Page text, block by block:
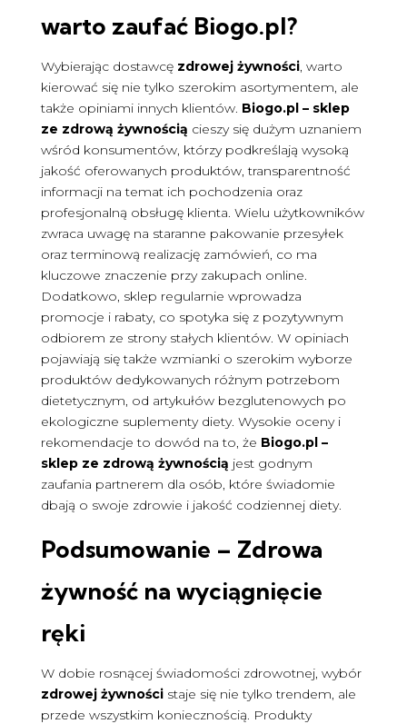
warto zaufać Biogo.pl?
Wybierając dostawcę zdrowej żywności, warto
kierować się nie tylko szerokim asortymentem, ale
także opiniami innych klientów. Biogo.pl – sklep
ze zdrową żywnością cieszy się dużym uznaniem
wśród konsumentów, którzy podkreślają wysoką
jakość oferowanych produktów, transparentność
informacji na temat ich pochodzenia oraz
profesjonalną obsługę klienta. Wielu użytkowników
zwraca uwagę na staranne pakowanie przesyłek
oraz terminową realizację zamówień, co ma
kluczowe znaczenie przy zakupach online.
Dodatkowo, sklep regularnie wprowadza
promocje i rabaty, co spotyka się z pozytywnym
odbiorem ze strony stałych klientów. W opiniach
pojawiają się także wzmianki o szerokim wyborze
produktów dedykowanych różnym potrzebom
dietetycznym, od artykułów bezglutenowych po
ekologiczne suplementy diety. Wysokie oceny i
rekomendacje to dowód na to, że Biogo.pl –
sklep ze zdrową żywnością jest godnym
zaufania partnerem dla osób, które świadomie
dbają o swoje zdrowie i jakość codziennej diety.
Podsumowanie – Zdrowa
żywnośćna wyciągnięcie
ręki
W dobie rosnącej świadomości zdrowotnej, wybór
zdrowej żywnościstaje się nie tylko trendem, ale
przede wszystkim koniecznością. Produkty